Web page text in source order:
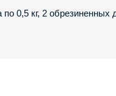
0,5 кг, 2 обрезиненных